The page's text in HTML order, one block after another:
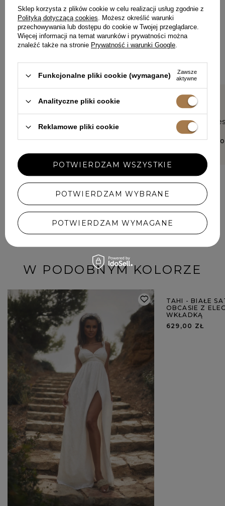
PODZIEL SIĘ SWOJĄ OPINIĄ
Z INNYMI
Każda opinia pomaga innym klientkom w wyborze.
się każdy detal.
5/5
Komplet
wrażenie
JOANNA,
DODAJ SWOJĄ OPINIĘ
W PODOBNYM KOLORZE
TAHI - BIAŁE
OBCASIE Z
WKŁADKĄ
629,00 ZŁ
Sklep korzysta z plików cookie w celu realizacji usług zgodnie z
Polityką dotyczącą cookies. Możesz określić warunki
przechowywania lub dostępu do cookie w Twojej przeglądarce.
Więcej informacji na temat warunków i prywatności można
znaleźć także na stronie Prywatność i warunki Google.
Funkcjonalne pliki cookie (wymagane)
Zawsze
aktywne
Analityczne pliki cookie
Reklamowe pliki cookie
POTWIERDZAM WYBRANE
POTWIERDZAM WYMAGANE
POTWIERDZAM WSZYSTKIE